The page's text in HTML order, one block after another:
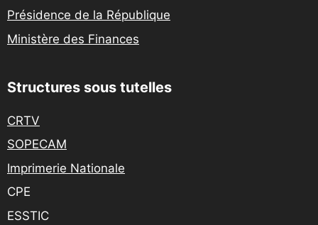
Présidence de la République
Ministère des Finances
Structures sous tutelles
CRTV
SOPECAM
Imprimerie Nationale
CPE
ESSTIC